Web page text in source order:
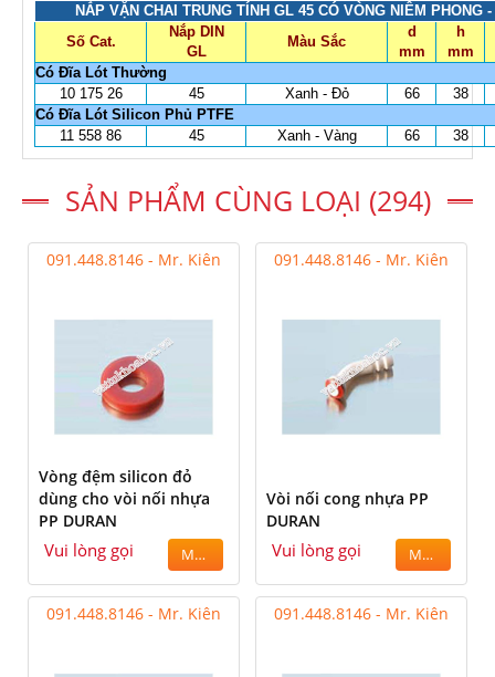
NẮP VẶN CHAI TRUNG TÍNH GL 45 CÓ VÒNG NIÊM PHONG -
Số Cat.
Nắp DIN
GL
Màu Sắc
d
mm
h
mm
Có Đĩa Lót Thường
10 175 26
45 Xanh - Đỏ 66
38
Có Đĩa Lót Silicon Phủ PTFE
11 558 86
45 Xanh - Vàng 66 38
SẢN PHẨM CÙNG LOẠI (294)
091.448.8146 - Mr. Kiên
Vòng đệm silicon đỏ
dùng cho vòi nối nhựa
PP DURAN
Vui lòng gọi MUA
091.448.8146 - Mr. Kiên
Vòi nối cong nhựa PP
DURAN
Vui lòng gọi MUA
091.448.8146 - Mr. Kiên 091.448.8146 - Mr. Kiên